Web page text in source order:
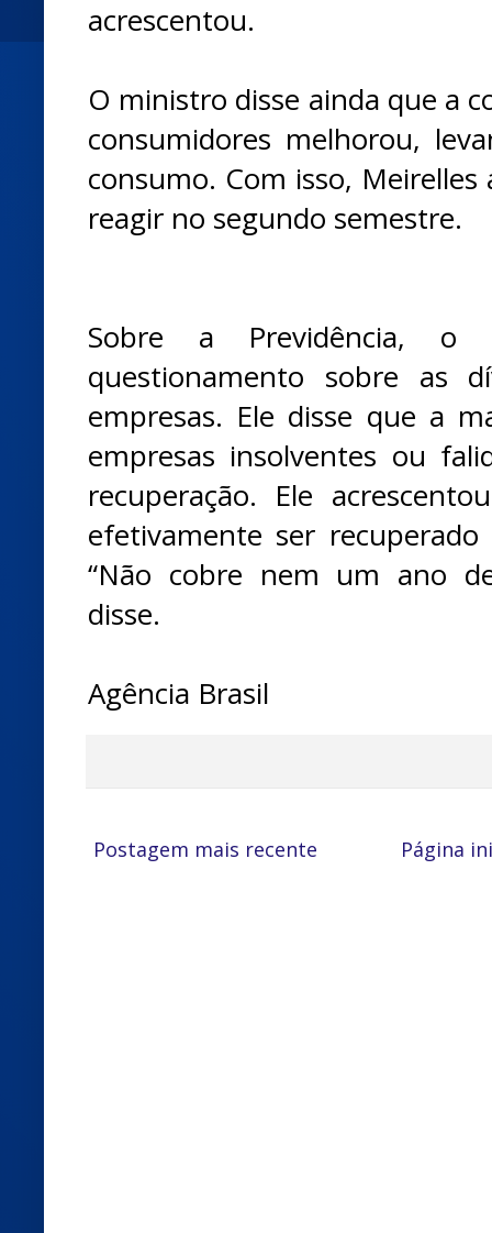
acrescentou.
O ministro disse ainda que a
consumidores melhorou,
consumo. Com isso,
reagir no segundo semestre.
Sobre a Previdência, o
questionamento sobre as
empresas. Ele disse que a
empresas insolventes ou
recuperação. Ele
efetivamente ser
“Não cobre nem um ano
disse.
Agência Brasil
Postagem mais recente Página